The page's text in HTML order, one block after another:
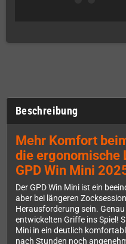
Beschreibung
Mehr Komfort
die ergonomische
GPD Win Mini
Der GPD Win Mini ist ein
aber bei längeren
Herausforderung sein. Genau
entwickelten Griffe ins Spiel!
Mini in ein deutlich
nach Stunden noch